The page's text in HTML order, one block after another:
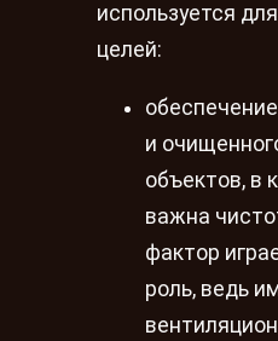
используется
целей:
и
объектов, в
важна
фактор
роль, ведь